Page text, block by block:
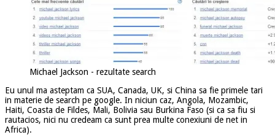
Michael Jackson - rezultate search
Eu unul ma asteptam ca SUA, Canada, UK, si China sa fie primele tari
in materie de search pe google. In niciun caz, Angola, Mozambic,
Haiti, Coasta de Fildes, Mali, Bolivia sau Burkina Faso (si ca sa fiu si
rautacios, nici nu credeam ca sunt prea multe conexiuni de net in
Africa).